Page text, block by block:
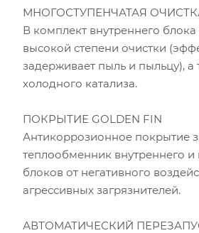
МНОГОСТУПЕНЧАТАЯ
В комплект внутреннего
высокой степени очистки
задерживает пыль и пыльцу), а
холодного катализа.
ПОКРЫТИЕ GOLDEN FIN
Антикоррозионное покрытие
теплообменник внутреннего и
блоков от негативного
агрессивных загрязнителей.
АВТОМАТИЧЕСКИЙ
Количество компьютеров
Количество телевизоров
Расчётная мощность охлаждения:
Рекомендуемый диапазон мощности: